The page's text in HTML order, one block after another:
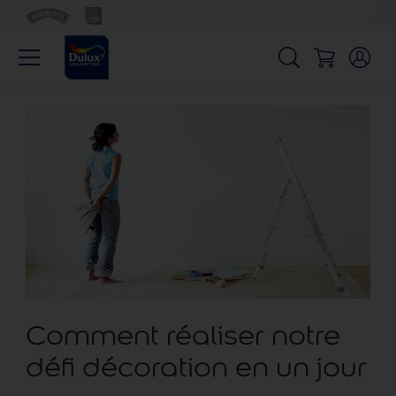
Comment réaliser notre
défi décoration en un jour